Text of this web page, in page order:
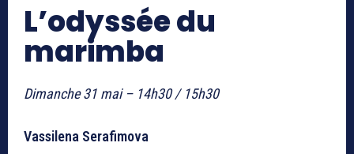
L’odyssée du
marimba
Dimanche 31 mai – 14h30 / 15h30
Vassilena Serafimova